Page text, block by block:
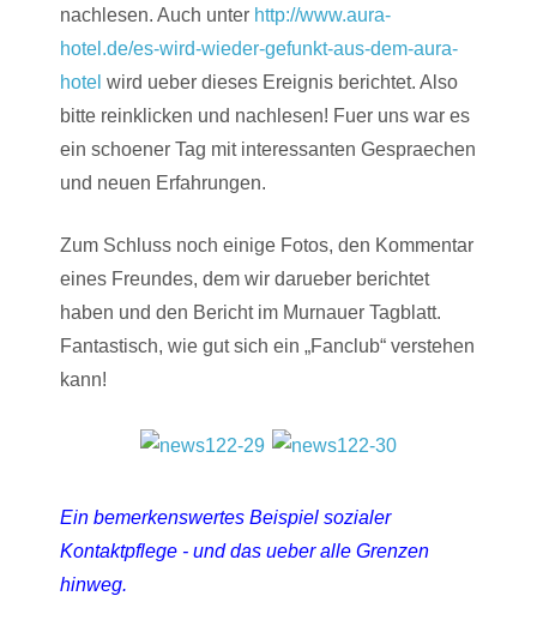
nachlesen. Auch unter http://www.aura-
hotel.de/es-wird-wieder-gefunkt-aus-dem-aura-
hotel wird ueber dieses Ereignis berichtet. Also
bitte reinklicken und nachlesen! Fuer uns war es
ein schoener Tag mit interessanten Gespraechen
und neuen Erfahrungen.
Zum Schluss noch einige Fotos, den Kommentar
eines Freundes, dem wir darueber berichtet
haben und den Bericht im Murnauer Tagblatt.
Fantastisch, wie gut sich ein „Fanclub“ verstehen
kann!
Ein bemerkenswertes Beispiel sozialer
Kontaktpflege - und das ueber alle Grenzen
hinweg.